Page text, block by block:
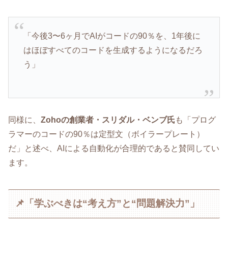
「今後3〜6ヶ月でAIがコードの90％を、1年後に
はほぼすべてのコードを生成するようになるだろ
う」
同様に、 Zohoの創業者・スリダル・ベンブ氏 も「プログ
ラマーのコードの90％は定型文（ボイラープレート）
だ」と述べ、AIによる自動化が合理的であると賛同してい
ます。
📌「学ぶべきは“考え方”と“問題解決力”」